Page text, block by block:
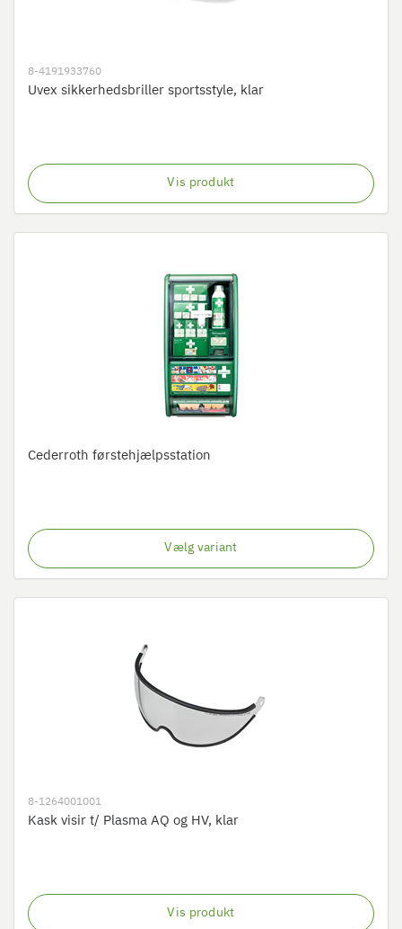
8-4191933760
Uvex sikkerhedsbriller sportsstyle, klar
Vis produkt
Cederroth førstehjælpsstation
Vælg variant
8-1264001001
Kask visir t/ Plasma AQ og HV, klar
Vis produkt